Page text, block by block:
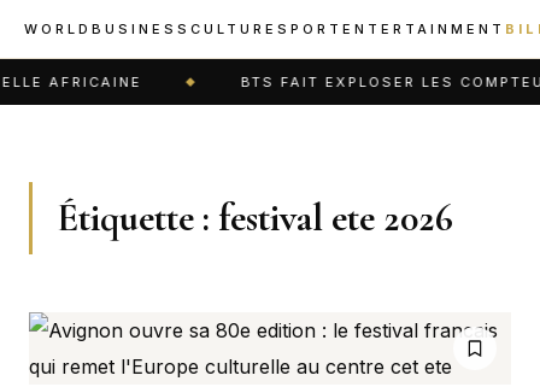
WORLD BUSINESS CULTURE SPORT ENTERTAINMENT
AFRICAINE BTS FAIT EXPLOSER LES
Étiquette : festival ete 2026